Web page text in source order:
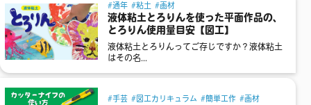
通年 粘土 画材
液体粘土とろりんを使った平面作品の、
とろりん使用量目安【図工】
液体粘土とろりんってご存じですか？液体粘土
はその名...
手芸 図工カリキュラム 簡単工作 画材